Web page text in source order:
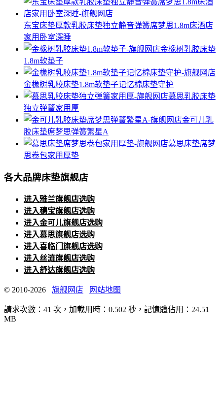
东宝床垫厚款乳胶床垫独立静音弹簧席梦思1.8m床酒店
家用卧室深睡
金橡树乳胶床垫
1.8m软垫子
金橡树乳胶床垫1.8m软垫子记忆棉床垫守护
慕思乳胶床垫
独立弹簧家用厚
金可儿乳
胶床垫席梦思弹簧繁星A
慕思床垫席梦
思卷包家用厚垫
各大品牌床垫旗舰店
进入雅兰旗舰店选购
进入穗宝旗舰店选购
进入金可儿旗舰店选购
进入慕思旗舰店选购
进入喜临门旗舰店选购
进入丝涟旗舰店选购
进入舒达旗舰店选购
© 2010-2026 旗舰网店 网站地图
請求次數：41 次，加載用時：0.502 秒，記憶體佔用：24.51
MB